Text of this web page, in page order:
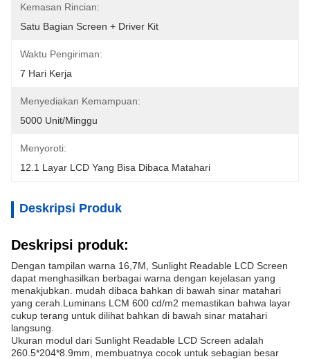
Kemasan Rincian:
Satu Bagian Screen + Driver Kit
Waktu Pengiriman:
7 Hari Kerja
Menyediakan Kemampuan:
5000 Unit/minggu
Menyoroti:
12.1 Layar LCD Yang Bisa Dibaca Matahari
Deskripsi Produk
Deskripsi produk:
Dengan tampilan warna 16,7M, Sunlight Readable LCD Screen
dapat menghasilkan berbagai warna dengan kejelasan yang
menakjubkan. mudah dibaca bahkan di bawah sinar matahari
yang cerah.Luminans LCM 600 cd/m2 memastikan bahwa layar
cukup terang untuk dilihat bahkan di bawah sinar matahari
langsung.
Ukuran modul dari Sunlight Readable LCD Screen adalah
260.5*204*8.9mm, membuatnya cocok untuk sebagian besar